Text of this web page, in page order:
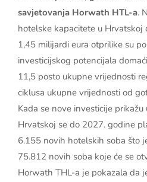
savjetovanja Horwath HTL-a.
hotelske kapacitete u
1,45 milijardi eura otprilike su
investicijskog potencijala
11,5 posto ukupne vrijednosti
ciklusa ukupne vrijednosti od
Kada se nove investicije
Hrvatskoj se do 2027. godine
6.155 novih hotelskih soba što
75.812 novih soba koje će se
Horwath THL-a je pokazala da